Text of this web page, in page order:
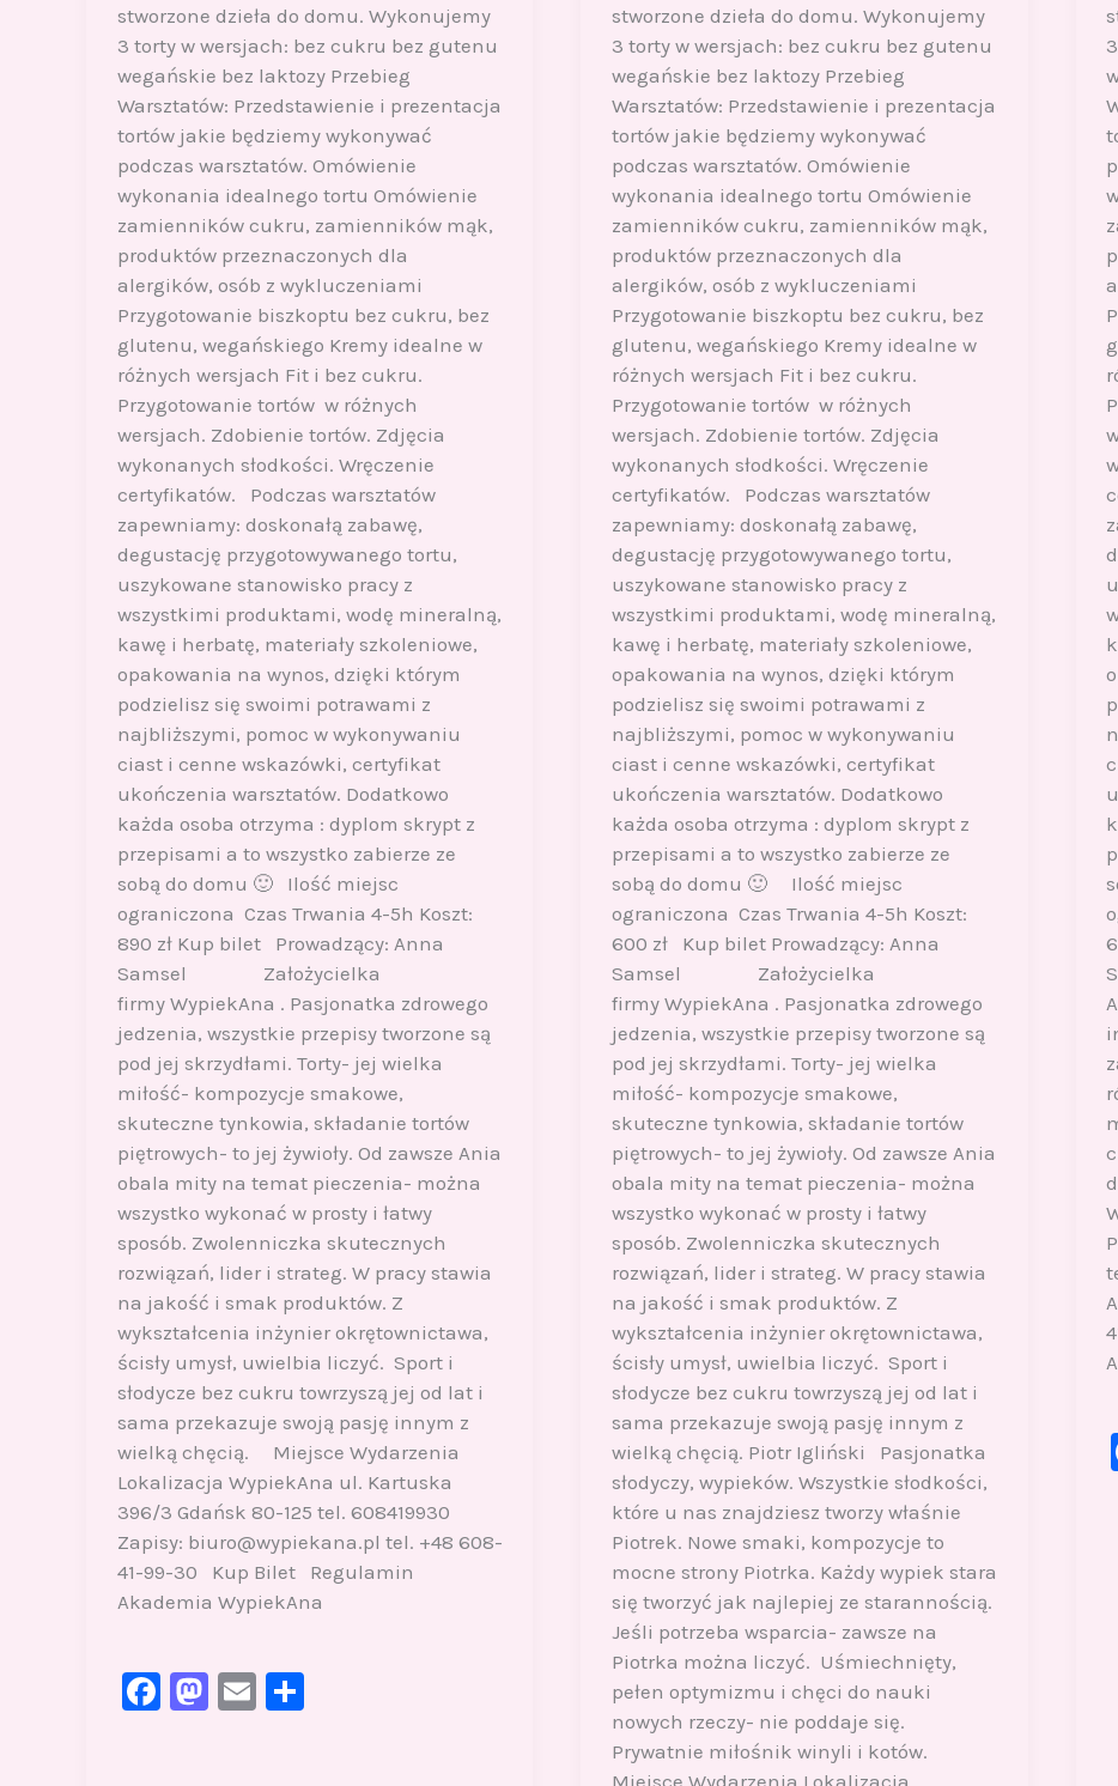
stworzone dzieła do domu. Wykonujemy
3 torty w wersjach: bez cukru bez gutenu
wegańskie bez laktozy Przebieg
Warsztatów: Przedstawienie i prezentacja
tortów jakie będziemy wykonywać
podczas warsztatów. Omówienie
wykonania idealnego tortu Omówienie
zamienników cukru, zamienników mąk,
produktów przeznaczonych dla
alergików, osób z wykluczeniami
Przygotowanie biszkoptu bez cukru, bez
glutenu, wegańskiego Kremy idealne w
różnych wersjach Fit i bez cukru.
Przygotowanie tortów w różnych
wersjach. Zdobienie tortów. Zdjęcia
wykonanych słodkości. Wręczenie
certyfikatów. Podczas warsztatów
zapewniamy: doskonałą zabawę,
degustację przygotowywanego tortu,
uszykowane stanowisko pracy z
wszystkimi produktami, wodę mineralną,
kawę i herbatę, materiały szkoleniowe,
opakowania na wynos, dzięki którym
podzielisz się swoimi potrawami z
najbliższymi, pomoc w wykonywaniu
ciast i cenne wskazówki, certyfikat
ukończenia warsztatów. Dodatkowo
każda osoba otrzyma : dyplom skrypt z
przepisami a to wszystko zabierze ze
sobą do domu 🙂 Ilość miejsc
ograniczona Czas Trwania 4-5h Koszt:
890 zł Kup bilet Prowadzący: Anna
Samsel Założycielka
firmy WypiekAna . Pasjonatka zdrowego
jedzenia, wszystkie przepisy tworzone są
pod jej skrzydłami. Torty- jej wielka
miłość- kompozycje smakowe,
skuteczne tynkowia, składanie tortów
piętrowych- to jej żywioły. Od zawsze Ania
obala mity na temat pieczenia- można
wszystko wykonać w prosty i łatwy
sposób. Zwolenniczka skutecznych
rozwiązań, lider i strateg. W pracy stawia
na jakość i smak produktów. Z
wykształcenia inżynier okrętownictawa,
ścisły umysł, uwielbia liczyć. Sport i
słodycze bez cukru towrzyszą jej od lat i
sama przekazuje swoją pasję innym z
wielką chęcią. Miejsce Wydarzenia
Lokalizacja WypiekAna ul. Kartuska
396/3 Gdańsk 80-125 tel. 608419930
Zapisy: biuro@wypiekana.pl tel. +48 608-
41-99-30 Kup Bilet Regulamin
Akademia WypiekAna
F
M E S
stworzone dzieła do domu. Wykonujemy
3 torty w wersjach: bez cukru bez gutenu
wegańskie bez laktozy Przebieg
Warsztatów: Przedstawienie i prezentacja
tortów jakie będziemy wykonywać
podczas warsztatów. Omówienie
wykonania idealnego tortu Omówienie
zamienników cukru, zamienników mąk,
produktów przeznaczonych dla
alergików, osób z wykluczeniami
Przygotowanie biszkoptu bez cukru, bez
glutenu, wegańskiego Kremy idealne w
różnych wersjach Fit i bez cukru.
Przygotowanie tortów w różnych
wersjach. Zdobienie tortów. Zdjęcia
wykonanych słodkości. Wręczenie
certyfikatów. Podczas warsztatów
zapewniamy: doskonałą zabawę,
degustację przygotowywanego tortu,
uszykowane stanowisko pracy z
wszystkimi produktami, wodę mineralną,
kawę i herbatę, materiały szkoleniowe,
opakowania na wynos, dzięki którym
podzielisz się swoimi potrawami z
najbliższymi, pomoc w wykonywaniu
ciast i cenne wskazówki, certyfikat
ukończenia warsztatów. Dodatkowo
każda osoba otrzyma : dyplom skrypt z
przepisami a to wszystko zabierze ze
sobą do domu 🙂 Ilość miejsc
ograniczona Czas Trwania 4-5h Koszt:
600 zł Kup bilet Prowadzący: Anna
Samsel Założycielka
firmy WypiekAna . Pasjonatka zdrowego
jedzenia, wszystkie przepisy tworzone są
pod jej skrzydłami. Torty- jej wielka
miłość- kompozycje smakowe,
skuteczne tynkowia, składanie tortów
piętrowych- to jej żywioły. Od zawsze Ania
obala mity na temat pieczenia- można
wszystko wykonać w prosty i łatwy
sposób. Zwolenniczka skutecznych
rozwiązań, lider i strateg. W pracy stawia
na jakość i smak produktów. Z
wykształcenia inżynier okrętownictawa,
ścisły umysł, uwielbia liczyć. Sport i
słodycze bez cukru towrzyszą jej od lat i
sama przekazuje swoją pasję innym z
wielką chęcią. Piotr Igliński Pasjonatka
słodyczy, wypieków. Wszystkie słodkości,
które u nas znajdziesz tworzy właśnie
Piotrek. Nowe smaki, kompozycje to
mocne strony Piotrka. Każdy wypiek stara
się tworzyć jak najlepiej ze starannością.
Jeśli potrzeba wsparcia- zawsze na
Piotrka można liczyć. Uśmiechnięty,
pełen optymizmu i chęci do nauki
nowych rzeczy- nie poddaje się.
Prywatnie miłośnik winyli i kotów.